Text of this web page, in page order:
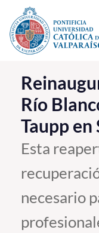
Click acá para ir
La Universidad
Investigación,
PUCV
Vinculación con el
Río
Taupp
Esta
necesario